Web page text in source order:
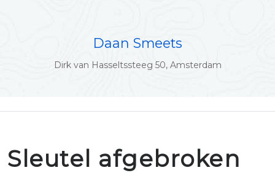
Daan Smeets
Dirk van Hasseltssteeg 50, Amsterdam
Sleutel afgebroken